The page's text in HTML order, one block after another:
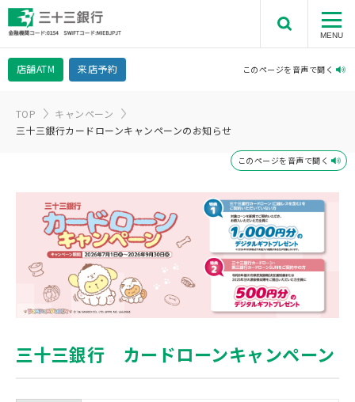
店舗ATM 来店予約 このページを音声で聞く
MENU
TOP
キャンペーン
三十三銀行カードローンキャンペーンのお知らせ
このページを音声で聞く
三十三銀行 カードローンキャンペーン